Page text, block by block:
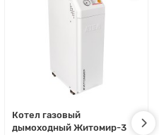
Котел газовый
дымоходный Житомир-3